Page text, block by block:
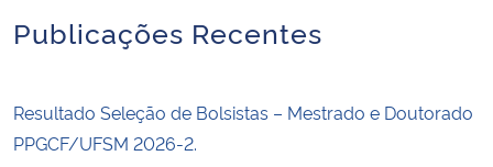
Ministério do Desenvolvimento Regional
Controladoria-Geral da União
Publicações Recentes
Resultado Seleção de Bolsistas – Mestrado e Doutorado
PPGCF/UFSM 2026-2.